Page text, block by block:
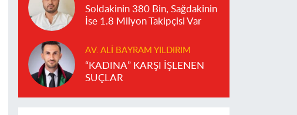
Soldakinin 380 Bin, Sağdakinin
İse 1.8 Milyon Takipçisi Var
AV. ALI BAYRAM YILDIRIM
“KADINA” KARŞI İŞLENEN
SUÇLAR